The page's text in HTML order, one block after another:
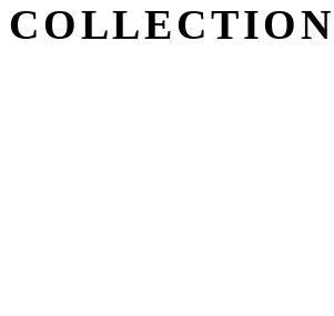
COLLECTION